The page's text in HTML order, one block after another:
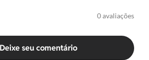
0 avaliações
Deixe seu comentário